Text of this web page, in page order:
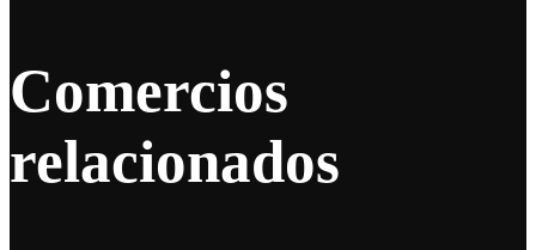
Comercios
relacionados